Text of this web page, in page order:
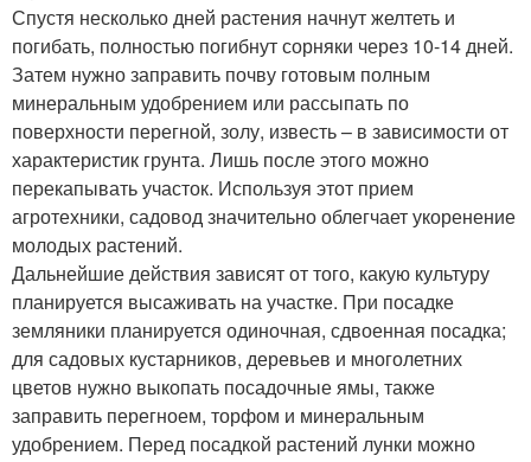
Спустя несколько дней растения начнут желтеть и
погибать, полностью погибнут сорняки через 10-14 дней.
Затем нужно заправить почву готовым полным
минеральным удобрением или рассыпать по
поверхности перегной, золу, известь – в зависимости от
характеристик грунта. Лишь после этого можно
перекапывать участок. Используя этот прием
агротехники, садовод значительно облегчает укоренение
молодых растений.
Дальнейшие действия зависят от того, какую культуру
планируется высаживать на участке. При посадке
земляники планируется одиночная, сдвоенная посадка;
для садовых кустарников, деревьев и многолетних
цветов нужно выкопать посадочные ямы, также
заправить перегноем, торфом и минеральным
удобрением. Перед посадкой растений лунки можно